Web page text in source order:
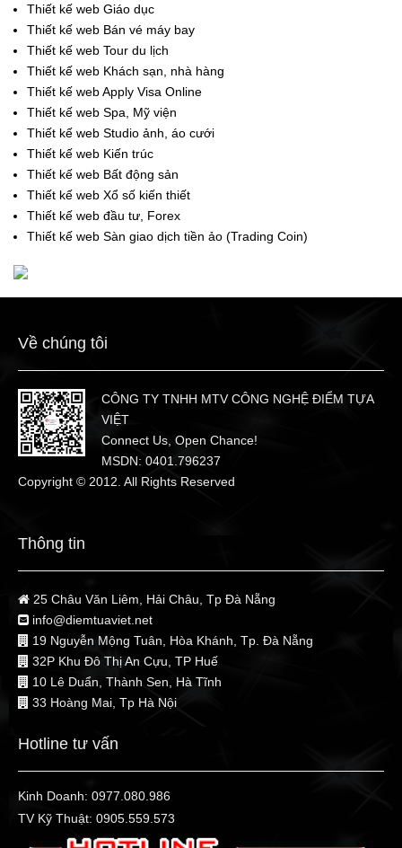
Thiết kế web Giáo dục
Thiết kế web Bán vé máy bay
Thiết kế web Tour du lịch
Thiết kế web Khách sạn, nhà hàng
Thiết kế web Apply Visa Online
Thiết kế web Spa, Mỹ viện
Thiết kế web Studio ảnh, áo cưới
Thiết kế web Kiến trúc
Thiết kế web Bất động sản
Thiết kế web Xổ số kiến thiết
Thiết kế web đầu tư, Forex
Thiết kế web Sàn giao dịch tiền ảo (Trading Coin)
Về chúng tôi
CÔNG TY TNHH MTV CÔNG NGHỆ ĐIỂM TỰA
VIỆT
Connect Us, Open Chance!
MSDN: 0401.796237
Copyright © 2012. All Rights Reserved
Thông tin
25 Châu Văn Liêm, Hải Châu, Tp Đà Nẵng
info@diemtuaviet.net
19 Nguyễn Mộng Tuân, Hòa Khánh, Tp. Đà Nẵng
32P Khu Đô Thị An Cựu, TP Huế
10 Lê Duẩn, Thành Sen, Hà Tĩnh
33 Hoàng Mai, Tp Hà Nội
Hotline tư vấn
Kinh Doanh: 0977.080.986
TV Kỹ Thuật: 0905.559.573